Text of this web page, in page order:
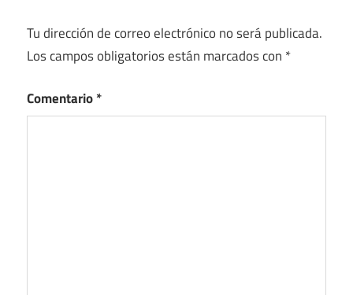
Tu dirección de correo electrónico no será publicada.
Los campos obligatorios están marcados con *
Comentario*